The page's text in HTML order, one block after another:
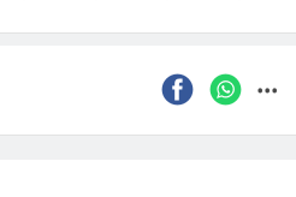
...